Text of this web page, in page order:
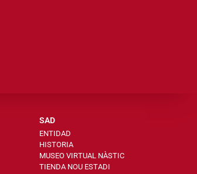
SAD
ENTIDAD
HISTORIA
MUSEO VIRTUAL NÀSTIC
TIENDA NOU ESTADI